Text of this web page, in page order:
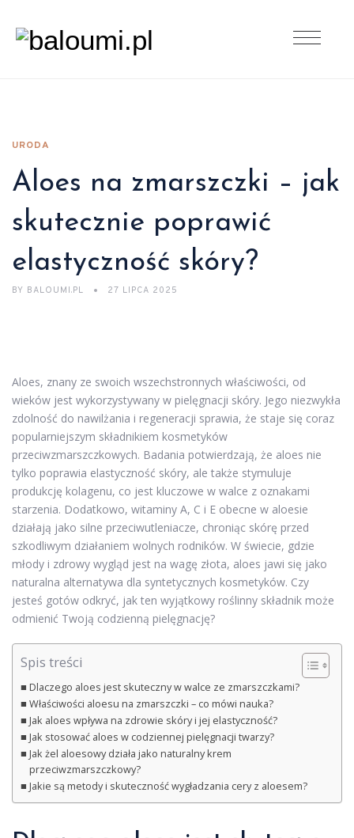
URODA
Aloes na zmarszczki – jak
skutecznie poprawić
elastyczność skóry?
BY BALOUMI.PL 27 LIPCA 2025
Aloes, znany ze swoich wszechstronnych właściwości, od
wieków jest wykorzystywany w pielęgnacji skóry. Jego niezwykła
zdolność do nawilżania i regeneracji sprawia, że staje się coraz
popularniejszym składnikiem kosmetyków
przeciwzmarszczkowych. Badania potwierdzają, że aloes nie
tylko poprawia elastyczność skóry, ale także stymuluje
produkcję kolagenu, co jest kluczowe w walce z oznakami
starzenia. Dodatkowo, witaminy A, C i E obecne w aloesie
działają jako silne przeciwutleniacze, chroniąc skórę przed
szkodliwym działaniem wolnych rodników. W świecie, gdzie
młody i zdrowy wygląd jest na wagę złota, aloes jawi się jako
naturalna alternatywa dla syntetycznych kosmetyków. Czy
jesteś gotów odkryć, jak ten wyjątkowy roślinny składnik może
odmienić Twoją codzienną pielęgnację?
Spis treści
Dlaczego aloes jest skuteczny w walce ze zmarszczkami?
Właściwości aloesu na zmarszczki – co mówi nauka?
Jak aloes wpływa na zdrowie skóry i jej elastyczność?
Jak stosować aloes w codziennej pielęgnacji twarzy?
Jak żel aloesowy działa jako naturalny krem
przeciwzmarszczkowy?
Jakie są metody i skuteczność wygładzania cery z aloesem?